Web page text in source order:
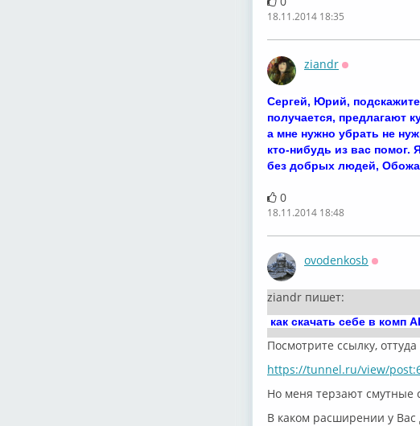
18.11.2014 18:35
ziandr
Сергей, Юрий,
получается, предлагают
а мне нужно убрать не
кто-нибудь из вас помог.
без добрых людей,
0
18.11.2014 18:48
ovodenkosb
ziandr пишет:
как скачать себе в комп
Посмотрите ссылку,
https://tunnel.ru/view/
Но меня терзают смутные
В каком расширении у Вас